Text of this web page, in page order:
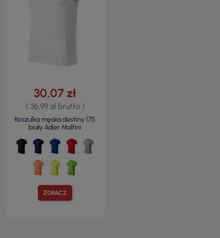
ZOBACZ
30,07 zł
( 36,99 zł brutto )
Koszulka męska destiny 175
biały Adler Malfini